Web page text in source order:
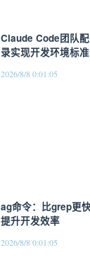
Claude Code团队
录实现开发环境标
2026/8/8 0:01:05
ag命令：比grep更
提升开发效率
2026/8/8 0:01:05